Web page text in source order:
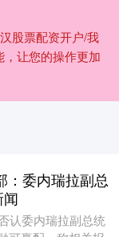
股票配资开户/我
让您的操作更加
：委内瑞拉副总
认委内瑞拉副总统